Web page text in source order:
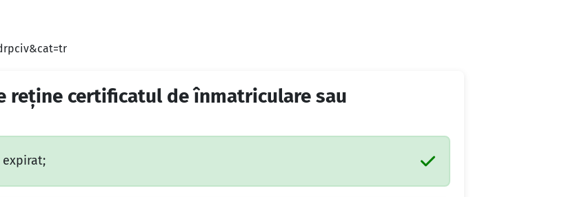
reține certificatul de înmatriculare sau